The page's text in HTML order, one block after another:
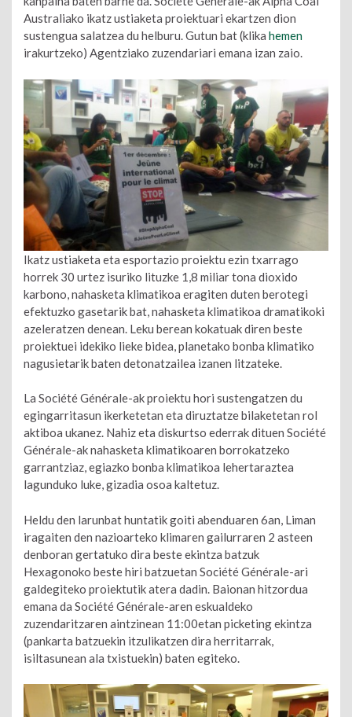
Australiako ikatz ustiaketa proiektuari ekartzen dion
sustengua salatzea du helburu. Gutun bat (klika hemen
irakurtzeko) Agentziako zuzendariari emana izan zaio.
Ikatz ustiaketa eta esportazio proiektu ezin txarrago
horrek 30 urtez isuriko lituzke 1,8 miliar tona dioxido
karbono, nahasketa klimatikoa eragiten duten berotegi
efektuzko gasetarik bat, nahasketa klimatikoa dramatikoki
azeleratzen denean. Leku berean kokatuak diren beste
proiektuei idekiko lieke bidea, planetako bonba klimatiko
nagusietarik baten detonatzailea izanen litzateke.
La Société Générale-ak proiektu hori sustengatzen du
egingarritasun ikerketetan eta diruztatze bilaketetan rol
aktiboa ukanez. Nahiz eta diskurtso ederrak dituen Société
Générale-ak nahasketa klimatikoaren borrokatzeko
garrantziaz, egiazko bonba klimatikoa lehertaraztea
lagunduko luke, gizadia osoa kaltetuz.
Heldu den larunbat huntatik goiti abenduaren 6an, Liman
iragaiten den nazioarteko klimaren gailurraren 2 asteen
denboran gertatuko dira beste ekintza batzuk
Hexagonoko beste hiri batzuetan Société Générale-ari
galdegiteko proiektutik atera dadin. Baionan hitzordua
emana da Société Générale-aren eskualdeko
zuzendaritzaren aintzinean 11:00etan picketing ekintza
(pankarta batzuekin itzulikatzen dira herritarrak,
isiltasunean ala txistuekin) baten egiteko.